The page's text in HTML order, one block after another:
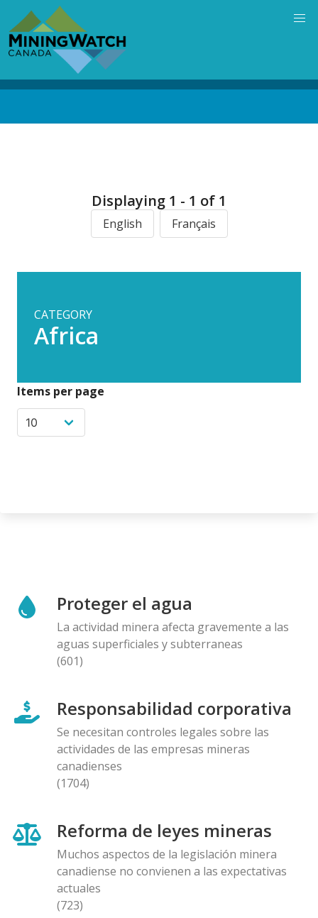
main
content
Displaying 1 - 1 of 1
English Français
CATEGORY
Africa
Items per page
Proteger el agua
La actividad minera afecta gravemente a las
aguas superficiales y subterraneas
(601)
Responsabilidad corporativa
Se necesitan controles legales sobre las
actividades de las empresas mineras
canadienses
(1704)
Reforma de leyes mineras
Muchos aspectos de la legislación minera
canadiense no convienen a las expectativas
actuales
(723)